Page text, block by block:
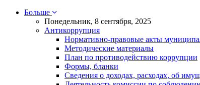
Больше
Понедельник, 8 сентября, 2025
Антикоррупция
Нормативно-правовые акты
Методические материалы
План по противодействию коррупции
Формы, бланки
Сведения о доходах, расходах, об